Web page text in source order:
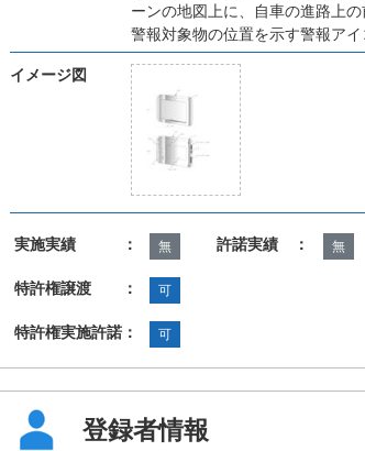
ーンの地図上に、自車の進路上
警報対象物の位置を示す警報ア
イメージ図
実施実績 ： 無 許諾実績 ： 無
特許権譲渡 ： 可
特許権実施許諾： 可
登録者情報